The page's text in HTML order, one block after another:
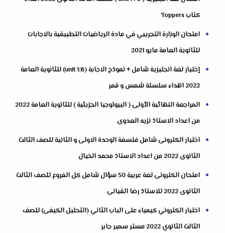
كتاب Toppers
امتحان الوزارة التجريبي في مادة الرياضيات التطبيقية بالاجابات
للثانوية العامة مايو 2021
إختبار لغة انجليزية شامل + نموذج الاجابة (unit 1:8) للثانوية العامة
2022 اهداء سلسلة شمس و قمر
المراجعة النهائية الأولى ( البيولوجيا الجزيئية ) للثانوية العامة 2022
من اعداد الاستاذ نزيه العدوى
اختبار الكترونى شامل فلسفة الوحدة الاولى و الثانية للصف الثالث
الثانوى 2022 من اعداد الاستاذ محمد الخيال
امتحان الكترونى لغة عربية 50 سؤال شامل كل الفروع للصف الثالث
الثانوى 2022 للاستاذ رضا القبانى
اختبار الكتروني كيمياء على الباب الثاني (التحليل الكيفى) للصف
الثالث الثانوي 2022 مستر سمير جابر